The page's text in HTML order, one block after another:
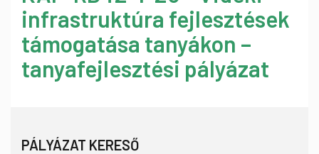
infrastruktúra fejlesztések
támogatása tanyákon –
tanyafejlesztési pályázat
PÁLYÁZAT KERESŐ